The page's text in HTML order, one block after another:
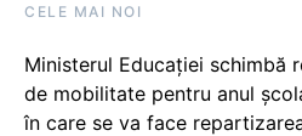
CELE MAI NOI
Ministerul Educației schimbă
de mobilitate pentru anul
în care se va face